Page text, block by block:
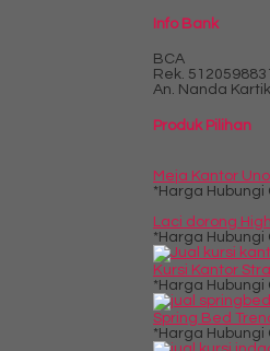
Info Bank
BCA
Rek. 5120598831
An. Nanda
Produk Pilihan
Meja Kantor
*Harga Hubungi
Laci dorong
*Harga Hubungi
Kursi Kantor
*Harga Hubungi
Spring Bed
*Harga Hubungi